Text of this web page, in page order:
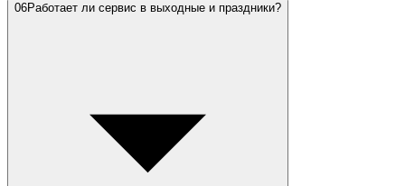
06Работает ли сервис в выходные и праздники?